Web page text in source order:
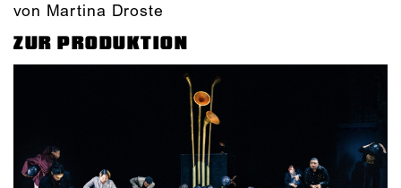
von Martina Droste
ZUR PRODUKTION